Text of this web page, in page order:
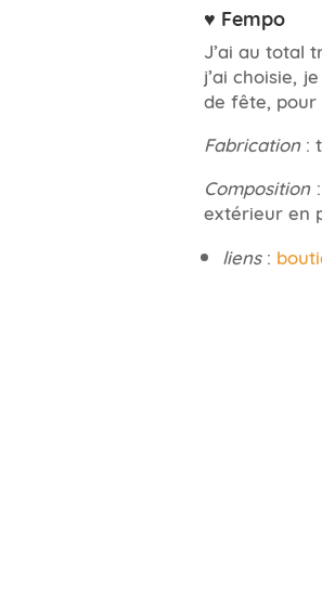
♥ Fempo
J’ai au total
j’ai choisie,
de fête, pour
Fabrication:
Composition:
extérieur en
liens: